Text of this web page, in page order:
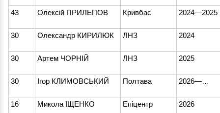
43 Олексій ПРИЛЕПОВ Кривбас 2024—2025
30 Олександр КИРИЛЮК ЛНЗ 2024
30 Артем ЧОРНІЙ ЛНЗ 2025
30 Ігор КЛИМОВСЬКИЙ Полтава 2026—…
16 Микола ІЩЕНКО Епіцентр 2026